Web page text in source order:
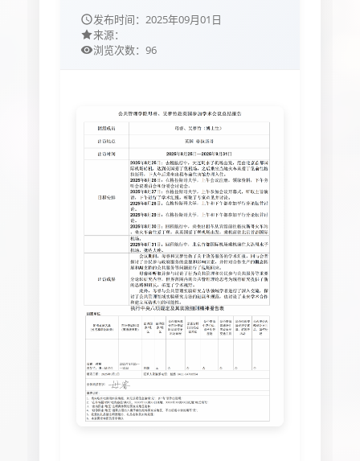
发布时间： 2025年09月01日
来源：
浏览次数： 96